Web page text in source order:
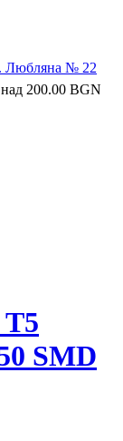
Любляна № 22
200.00 BGN
SMD